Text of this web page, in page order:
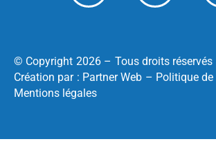
© Copyright 2026 – Tous droits
Création par : Partner Web – Politique
Mentions légales